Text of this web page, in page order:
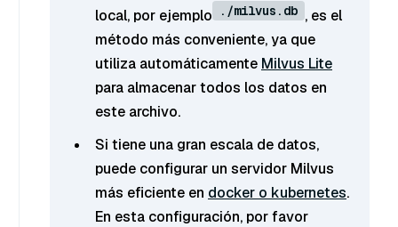
local, por ejemplo
./milvus.db , es el
método más conveniente, ya que
utiliza automáticamente Milvus Lite
para almacenar todos los datos en
este archivo.
Si tiene una gran escala de datos,
puede configurar un servidor Milvus
más eficiente en docker o kubernetes.
En esta configuración, por favor